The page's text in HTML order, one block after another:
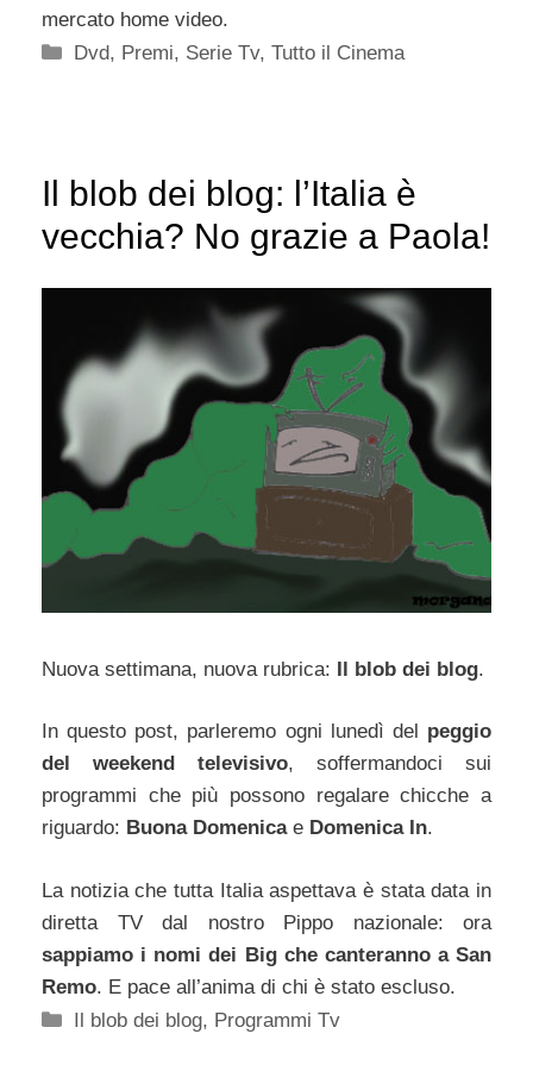
mercato home video.
Categorie
Dvd, Premi, Serie Tv,Tutto il Cinema
Il blob dei blog: l’Italia è
vecchia? No grazie a Paola!
Nuova settimana, nuova rubrica: Il blob dei blog.
In questo post, parleremo ogni lunedì del peggio
del weekend televisivo, soffermandoci sui
programmi che più possono regalare chicche a
riguardo: Buona Domenicae Domenica In.
La notizia che tutta Italia aspettava è stata data in
diretta TV dal nostro Pippo nazionale: ora
sappiamo i nomi dei Big che canteranno a San
Remo. E pace all’anima di chi è stato escluso.
Categorie
Il blob dei blog, Programmi Tv